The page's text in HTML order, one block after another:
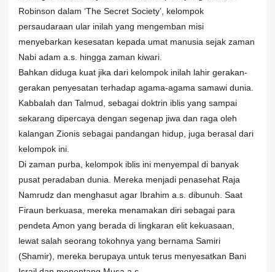
Robinson dalam ‘The Secret Society’, kelompok
persaudaraan ular inilah yang mengemban misi
menyebarkan kesesatan kepada umat manusia sejak zaman
Nabi adam a.s. hingga zaman kiwari.
Bahkan diduga kuat jika dari kelompok inilah lahir gerakan-
gerakan penyesatan terhadap agama-agama samawi dunia.
Kabbalah dan Talmud, sebagai doktrin iblis yang sampai
sekarang dipercaya dengan segenap jiwa dan raga oleh
kalangan Zionis sebagai pandangan hidup, juga berasal dari
kelompok ini.
Di zaman purba, kelompok iblis ini menyempal di banyak
pusat peradaban dunia. Mereka menjadi penasehat Raja
Namrudz dan menghasut agar Ibrahim a.s. dibunuh. Saat
Firaun berkuasa, mereka menamakan diri sebagai para
pendeta Amon yang berada di lingkaran elit kekuasaan,
lewat salah seorang tokohnya yang bernama Samiri
(Shamir), mereka berupaya untuk terus menyesatkan Bani